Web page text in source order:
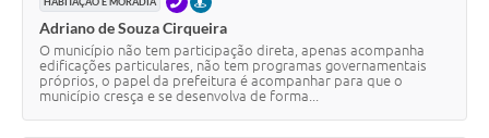
Adriano de Souza Cirqueira
O município não tem participação direta, apenas acompanha
edificações particulares, não tem programas governamentais
próprios, o papel da prefeitura é acompanhar para que o
município cresça e se desenvolva de forma...